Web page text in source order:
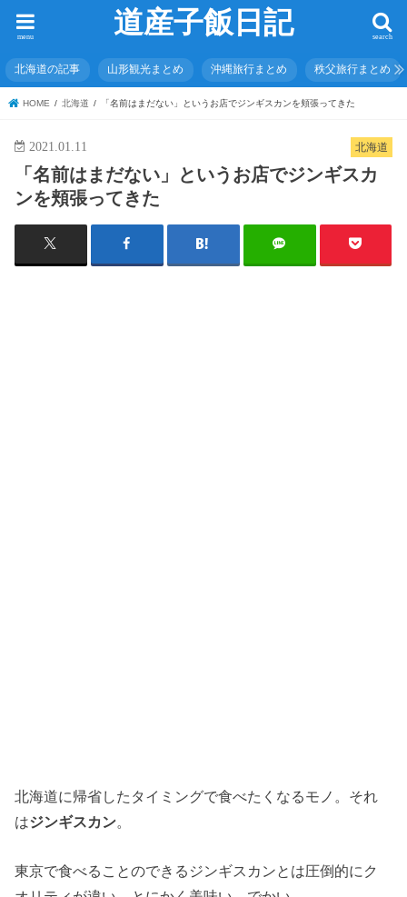
道産子飯日記 search
menu
北海道の記事 山形観光まとめ 沖縄旅行まとめ 秩父旅行まとめ
HOME 北海道 「名前はまだない」というお店でジンギスカンを頬張ってきた
北海道
2021.01.11
「名前はまだない」というお店でジンギスカ
ンを頬張ってきた
北海道に帰省したタイミングで食べたくなるモノ。それ
はジンギスカン。
東京で食べることのできるジンギスカンとは圧倒的にク